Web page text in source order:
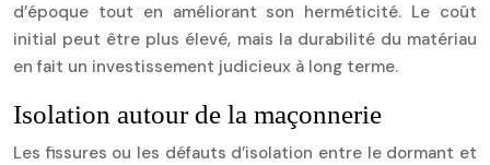
d’époque tout en améliorant son herméticité. Le coût
initial peut être plus élevé, mais la durabilité du matériau
en fait un investissement judicieux à long terme.
Isolation autour de la maçonnerie
Les fissures ou les défauts d’isolation entre le dormant et